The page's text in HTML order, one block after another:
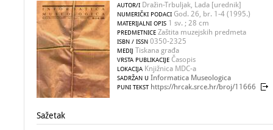
AUTOR/I Dražin-Trbuljak, Lada [urednik]
NUMERIČKI PODACI God. 26, br. 1-4 (1995.)
MATERIJALNI OPIS 1 sv. ; 28 cm
PREDMETNICE Zaštita muzejskih predmeta
ISBN / ISSN 0350-2325
MEDIJ Tiskana građa
VRSTA PUBLIKACIJE Časopis
LOKACIJA Knjižnica MDC-a
SADRŽAN U Informatica Museologica
PUNI TEKST https://hrcak.srce.hr/broj/11666
Sažetak